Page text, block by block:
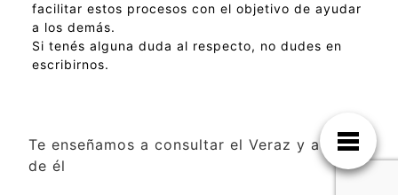
facilitar estos procesos con el objetivo de ayudar
a los demás.
Si tenés alguna duda al respecto, no dudes en
escribirnos.
Te enseñamos a consultar el Veraz y a salir
de él